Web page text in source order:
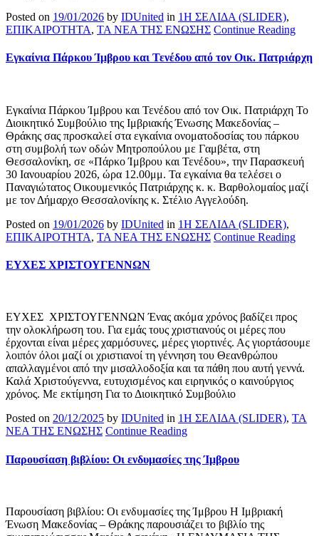
Posted on 19/01/2026 by IDUnited in 1Η ΣΕΛΙΔΑ (SLIDER),
ΕΠΙΚΑΙΡΟΤΗΤΑ, ΤΑ ΝΕΑ ΤΗΣ ΕΝΩΣΗΣ Continue Reading
Εγκαίνια Πάρκου Ίμβρου και Τενέδου από τον Οικ. Πατριάρχη
Εγκαίνια Πάρκου Ίμβρου και Τενέδου από τον Οικ. Πατριάρχη Το
Διοικητικό Συμβούλιο της Ιμβριακής Ένωσης Μακεδονίας –
Θράκης σας προσκαλεί στα εγκαίνια ονοματοδοσίας του πάρκου
στη συμβολή των οδών Μητροπούλου με Γαμβέτα, στη
Θεσσαλονίκη, σε «Πάρκο Ίμβρου και Τενέδου», την Παρασκευή
30 Ιανουαρίου 2026, ώρα 12.00μμ. Τα εγκαίνια θα τελέσει ο
Παναγιώτατος Οικουμενικός Πατριάρχης κ. κ. Βαρθολομαίος μαζί
με τον Δήμαρχο Θεσσαλονίκης κ. Στέλιο Αγγελούδη.
Posted on 19/01/2026 by IDUnited in 1Η ΣΕΛΙΔΑ (SLIDER),
ΕΠΙΚΑΙΡΟΤΗΤΑ, ΤΑ ΝΕΑ ΤΗΣ ΕΝΩΣΗΣ Continue Reading
ΕΥΧΕΣ ΧΡΙΣΤΟΥΓΕΝΝΩΝ
ΕΥΧΕΣ ΧΡΙΣΤΟΥΓΕΝΝΩΝ Ένας ακόμα χρόνος βαδίζει προς
την ολοκλήρωση του. Για εμάς τους χριστιανούς οι μέρες που
έρχονται είναι μέρες χαρμόσυνες, μέρες γιορτινές. Ας γιορτάσουμε
λοιπόν όλοι μαζί οι χριστιανοί τη γέννηση του Θεανθρώπου
απαλλαγμένοι από την μισαλλοδοξία και τα πάθη που αυτή γεννά.
Καλά Χριστούγεννα, ευτυχισμένος και ειρηνικός ο καινούργιος
χρόνος. Με εκτίμηση Για το Διοικητικό Συμβούλιο
Posted on 20/12/2025 by IDUnited in 1Η ΣΕΛΙΔΑ (SLIDER), ΤΑ
ΝΕΑ ΤΗΣ ΕΝΩΣΗΣ Continue Reading
Παρουσίαση βιβλίου: Οι ενδυμασίες της Ίμβρου
Παρουσίαση βιβλίου: Οι ενδυμασίες της Ίμβρου Η Ιμβριακή
Ένωση Μακεδονίας – Θράκης παρουσιάζει το βιβλίο της